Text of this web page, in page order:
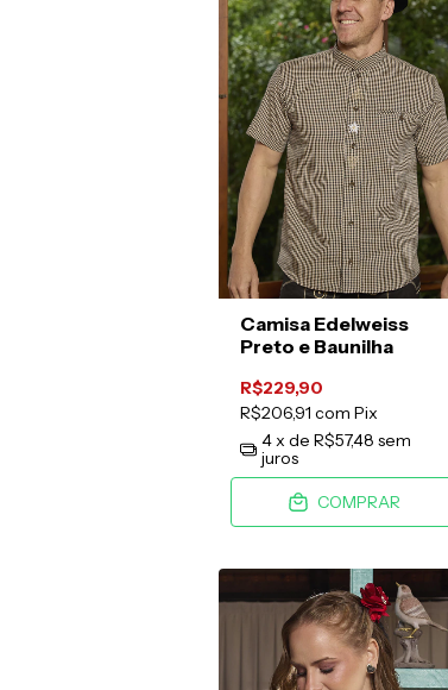
Camisa Edelweiss
Preto e Baunilha
R$229,90
R$206,91 com Pix
4 x de R$57,48 sem
juros
COMPRAR